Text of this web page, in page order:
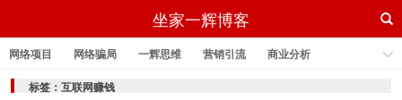
坐家一辉博客
网络项目 网络骗局 一辉思维 营销引流
商业分析
风口线报
做自媒体
标签：互联网赚钱